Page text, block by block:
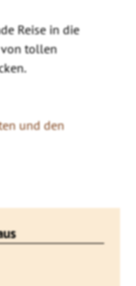
Reise in die
von tollen
und den